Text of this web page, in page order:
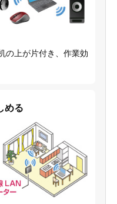
の上が片付き、作業効
める